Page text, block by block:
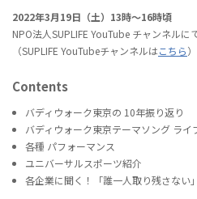
2022年3月19日（土）13時〜16時頃
NPO法人SUPLIFE YouTube チャンネルに
（SUPLIFE YouTubeチャンネルはこちら）
Contents
バディウォーク東京の 10年振り返り
バディウォーク東京テーマソング ライ
各種 パフォーマンス
ユニバーサルスポーツ紹介
各企業に聞く！「誰一人取り残さな